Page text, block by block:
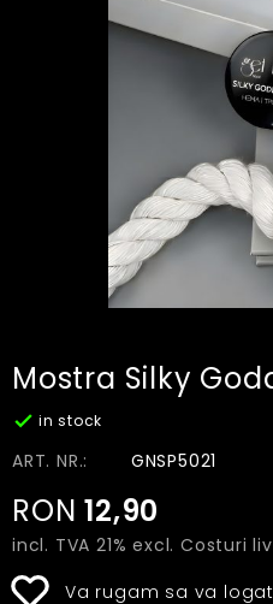
Mostra Silky
 in stock
ART. NR.: GNSP5021
RON 12,90
incl. TVA 21% excl.Costuri
Va rugam sa va